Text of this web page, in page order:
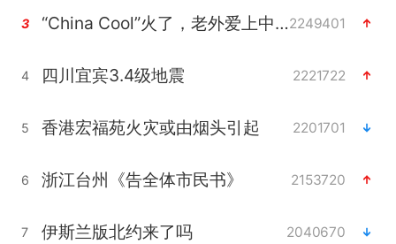
3 “China Cool”火了，老外爱上中国避暑游2249401
4 四川宜宾3.4级地震 2221722
5 香港宏福苑火灾或由烟头引起 2201701
6 浙江台州《告全体市民书》 2153720
7 伊斯兰版北约来了吗 2040670